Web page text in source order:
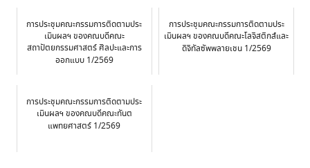
การประชุมคณะกรรมการติดตามประ
เมินผลฯ ของคณบดีคณะ
สถาปัตยกรรมศาสตร์ ศิลปะและการ
ออกแบบ 1/2569
การประชุมคณะกรรมการติดตามประ
เมินผลฯ ของคณบดีคณะโลจิสติกส์และ
ดิจิทัลซัพพลายเชน 1/2569
การประชุมคณะกรรมการติดตามประ
เมินผลฯ ของคณบดีคณะทันต
แพทยศาสตร์ 1/2569